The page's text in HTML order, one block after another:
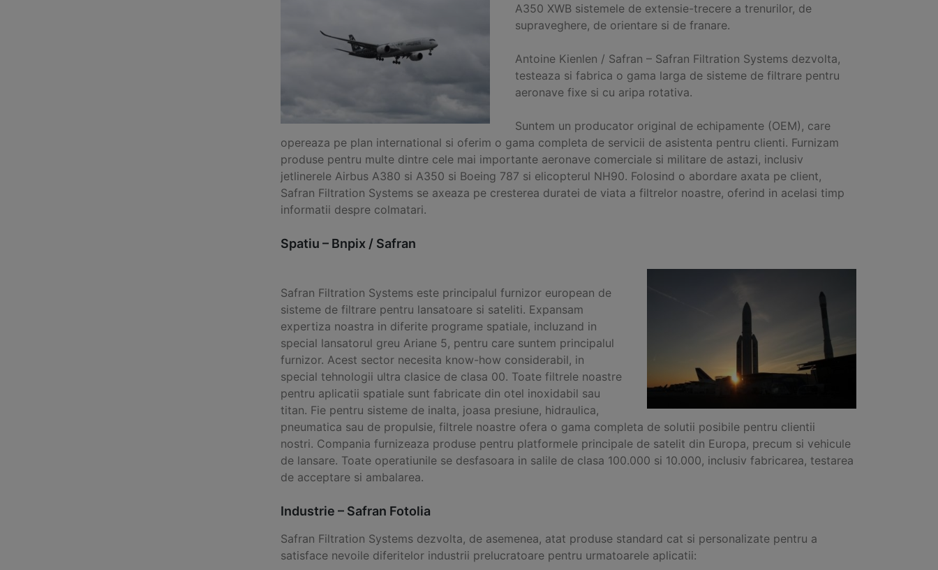
A350 XWB sistemele de extensie-trecere a trenurilor, de
supraveghere, de orientare si de franare.
Antoine Kienlen / Safran – Safran Filtration Systems dezvolta,
testeaza si fabrica o gama larga de sisteme de filtrare pentru
aeronave fixe si cu aripa rotativa.
Suntem un producator original de echipamente (OEM), care
opereaza pe plan international si oferim o gama completa de servicii de asistenta pentru clienti. Furnizam
produse pentru multe dintre cele mai importante aeronave comerciale si militare de astazi, inclusiv
jetlinerele Airbus A380 si A350 si Boeing 787 si elicopterul NH90. Folosind o abordare axata pe client,
Safran Filtration Systems se axeaza pe cresterea duratei de viata a filtrelor noastre, oferind in acelasi timp
informatii despre colmatari.
Spatiu – Bnpix / Safran
Safran Filtration Systems este principalul furnizor european de
sisteme de filtrare pentru lansatoare si sateliti. Expansam
expertiza noastra in diferite programe spatiale, incluzand in
special lansatorul greu Ariane 5, pentru care suntem principalul
furnizor. Acest sector necesita know-how considerabil, in
special tehnologii ultra clasice de clasa 00. Toate filtrele noastre
pentru aplicatii spatiale sunt fabricate din otel inoxidabil sau
titan. Fie pentru sisteme de inalta, joasa presiune, hidraulica,
pneumatica sau de propulsie, filtrele noastre ofera o gama completa de solutii posibile pentru clientii
nostri. Compania furnizeaza produse pentru platformele principale de satelit din Europa, precum si vehicule
de lansare. Toate operatiunile se desfasoara in salile de clasa 100.000 si 10.000, inclusiv fabricarea, testarea
de acceptare si ambalarea.
Industrie – Safran Fotolia
Safran Filtration Systems dezvolta, de asemenea, atat produse standard cat si personalizate pentru a
satisface nevoile diferitelor industrii prelucratoare pentru urmatoarele aplicatii: